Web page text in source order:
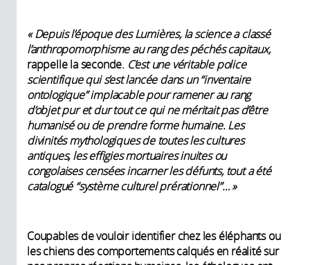
« Depuis l’époque des Lumières, la science a classé
l’anthropomorphisme au rang des péchés capitaux,
rappelle la seconde. C’est une véritable police
scientifique qui s’est lancée dans un “inventaire
ontologique” implacable pour ramener au rang
d’objet pur et dur tout ce qui ne méritait pas d’être
humanisé ou de prendre forme humaine. Les
divinités mythologiques de toutes les cultures
antiques, les effigies mortuaires inuites ou
congolaises censées incarner les défunts, tout a été
catalogué “système culturel prérationnel”… »
Coupables de vouloir identifier chez les éléphants ou
les chiens des comportements calqués en réalité sur